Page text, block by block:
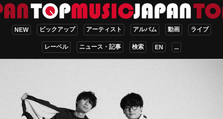
NEW ピックアップ アーティスト アルバム 動画 ライブ
レーベル ニュース・記事 検索 EN ...